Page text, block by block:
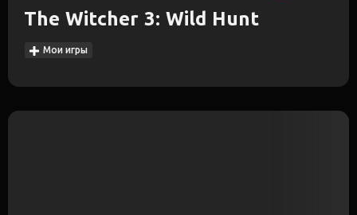
The Witcher 3: Wild Hunt
Мои игры